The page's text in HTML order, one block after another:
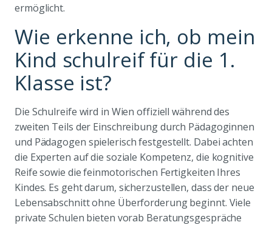
ermöglicht.
Wie erkenne ich, ob mein
Kind schulreif für die 1.
Klasse ist?
Die Schulreife wird in Wien offiziell während des
zweiten Teils der Einschreibung durch Pädagoginnen
und Pädagogen spielerisch festgestellt. Dabei achten
die Experten auf die soziale Kompetenz, die kognitive
Reife sowie die feinmotorischen Fertigkeiten Ihres
Kindes. Es geht darum, sicherzustellen, dass der neue
Lebensabschnitt ohne Überforderung beginnt. Viele
private Schulen bieten vorab Beratungsgespräche